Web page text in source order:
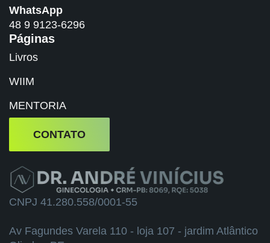
CNPJ 41.280.558/0001-55
Av Fagundes Varela 110 - loja 107 - jardim Atlântico
WhatsApp
48 9 9123-6296
Páginas
Livros
WIIM
MENTORIA
CONTATO